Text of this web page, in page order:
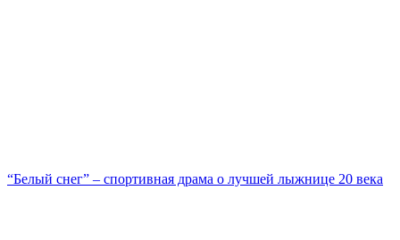
“Белый снег” – спортивная драма о лучшей лыжнице 20 века